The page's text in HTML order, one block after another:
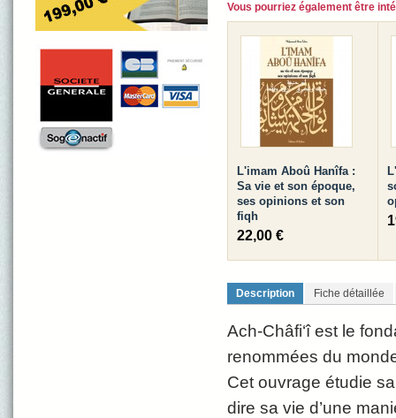
Vous pourriez également être
L'imam Aboû Hanîfa :
Sa vie et son époque,
ses opinions et son
fiqh
22,00 €
Description Fiche détaillée
Ach-Châfi‘î est le
renommées du
Cet ouvrage étudie
dire sa vie d’une